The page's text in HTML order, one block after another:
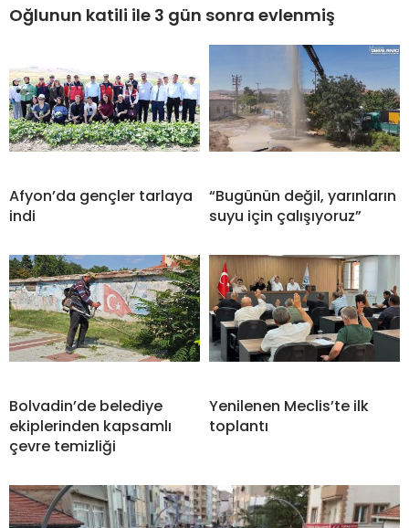
Oğlunun katili ile 3 gün sonra evlenmiş
Afyon’da gençler tarlaya
indi
“Bugünün değil, yarınların
suyu için çalışıyoruz”
Bolvadin’de belediye
ekiplerinden kapsamlı
çevre temizliği
Yenilenen Meclis’te ilk
toplantı